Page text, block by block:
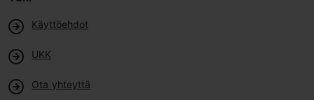
Käyttöehdot
UKK
Ota yhteyttä